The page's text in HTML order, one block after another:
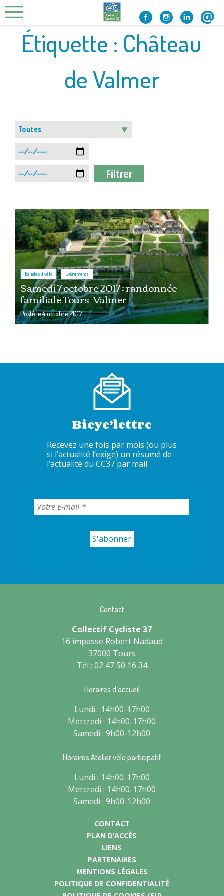
Skip
to
contentÉtiquette : Château
de Valmer
Balades à vélo , Événements
Samedi 7 octobre 2017 : randonnée
familiale Tours-Valmer
Posté le4 octobre 2017
Bicyc’lettre
Recevez une fois par mois (ou plus
si l’actualité l’exige) un résumé de
l’actualité du CC37 par mail
Contact
Collectif Cycliste 37
16 impasse Robert Nadaud
37000 Tours
Tél : 02 47 50 16 34
Horaires d’accueil
Lundi : 14h00-17h00
Mercredi : 14h00-17h00
Samedi : 9h00-12h00
Horaires Atelier vélo participatif
Lundi : 14h00-17h00
Mercredi : 14h00-17h00
Samedi : 9h00-12h00
CONTACT
PLAN D’ACCÈS
LIENS
PARTENAIRES
MENTIONS LÉGALES
POLITIQUE DE CONFIDENTIALITÉ